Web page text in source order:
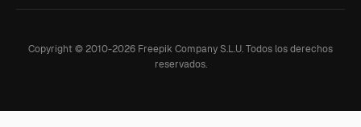
Copyright © 2010-2026 Freepik Company S.L.U.Todos los derechos
reservados.